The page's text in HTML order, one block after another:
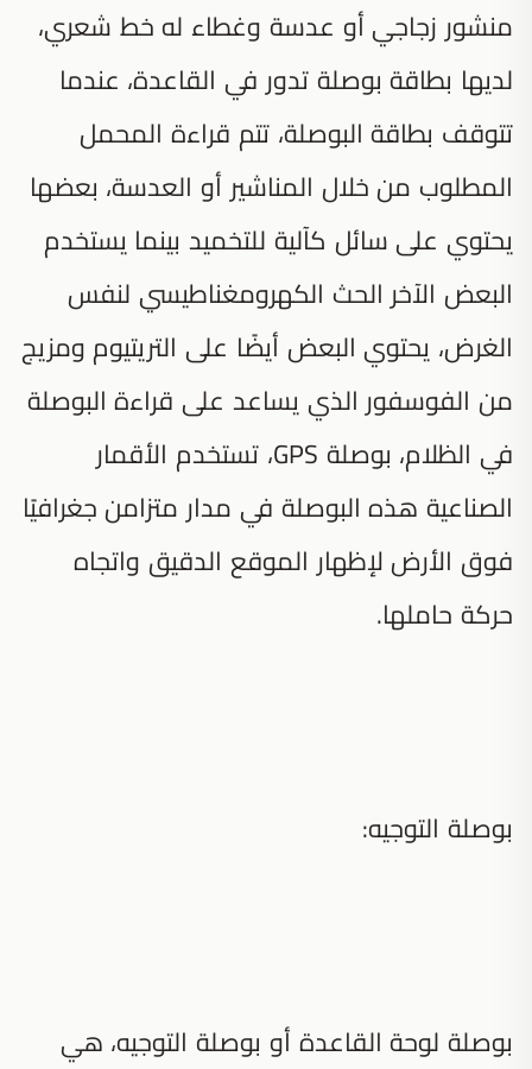
منشور زجاجي أو عدسة وغطاء له خط شعري،
لديها بطاقة بوصلة تدور في القاعدة، عندما
تتوقف بطاقة البوصلة، تتم قراءة المحمل
المطلوب من خلال المناشير أو العدسة، بعضها
يحتوي على سائل كآلية للتخميد بينما يستخدم
البعض الآخر الحث الكهرومغناطيسي لنفس
الغرض، يحتوي البعض أيضًا على التريتيوم ومزيج
من الفوسفور الذي يساعد على قراءة البوصلة
في الظلام، بوصلة GPS، تستخدم الأقمار
الصناعية هذه البوصلة في مدار متزامن جغرافيًا
فوق الأرض لإظهار الموقع الدقيق واتجاه
حركة حاملها.
بوصلة التوجيه:
بوصلة لوحة القاعدة أو بوصلة التوجيه، هي